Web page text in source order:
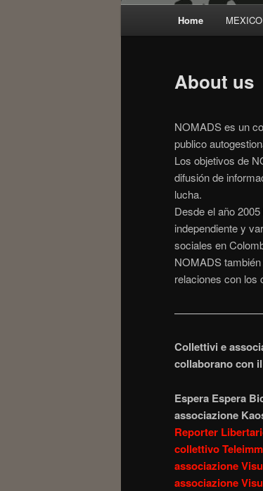
Skip to primary
Home MEXICO
About us
NOMADS es un
publico
Los objetivos de
difusión de
lucha.
Desde el año
independiente y
sociales en
NOMADS
relaciones con los
Collettivi e
collaborano con
Espera Espera
associazione
Reporter
collettivo
associazione
associazione